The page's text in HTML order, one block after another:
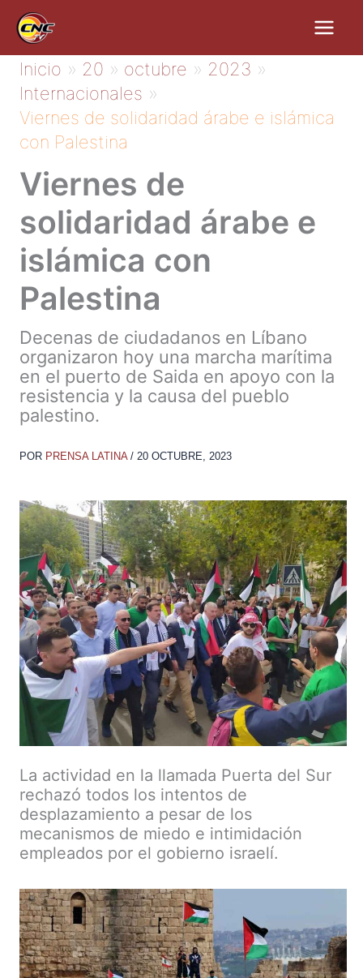
contenido
Inicio 20 octubre
2023
Internacionales
Viernes de solidaridad árabe e islámica
con Palestina
Viernes de
solidaridad árabe e
islámica con
Palestina
Decenas de ciudadanos en Líbano
organizaron hoy una marcha marítima
en el puerto de Saida en apoyo con la
resistencia y la causa del pueblo
palestino.
POR PRENSA LATINA / 20 OCTUBRE, 2023
La actividad en la llamada Puerta del Sur
rechazó todos los intentos de
desplazamiento a pesar de los
mecanismos de miedo e intimidación
empleados por el gobierno israelí.